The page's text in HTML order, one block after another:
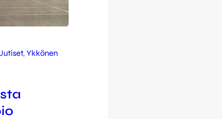
, Ykkönen